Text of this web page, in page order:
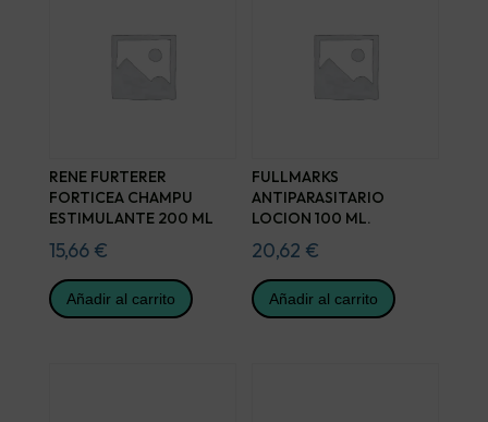
RENE FURTERER
FORTICEA CHAMPU
ESTIMULANTE 200 ML
15,66 €
Añadir al carrito
FULLMARKS
ANTIPARASITARIO
LOCION 100 ML.
20,62 €
Añadir al carrito